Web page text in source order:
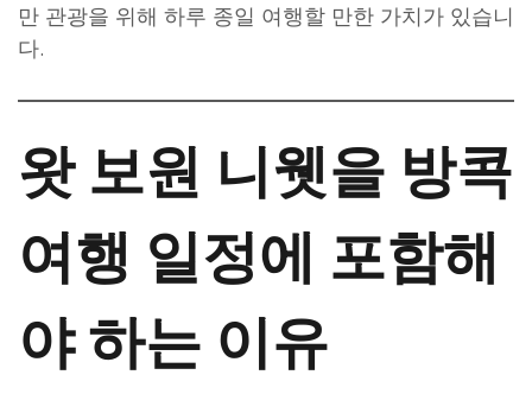
만 관광을 위해 하루 종일 여행할 만한 가치가 있습니
다.
왓 보원 니웻을 방콕
여행 일정에 포함해
야 하는 이유